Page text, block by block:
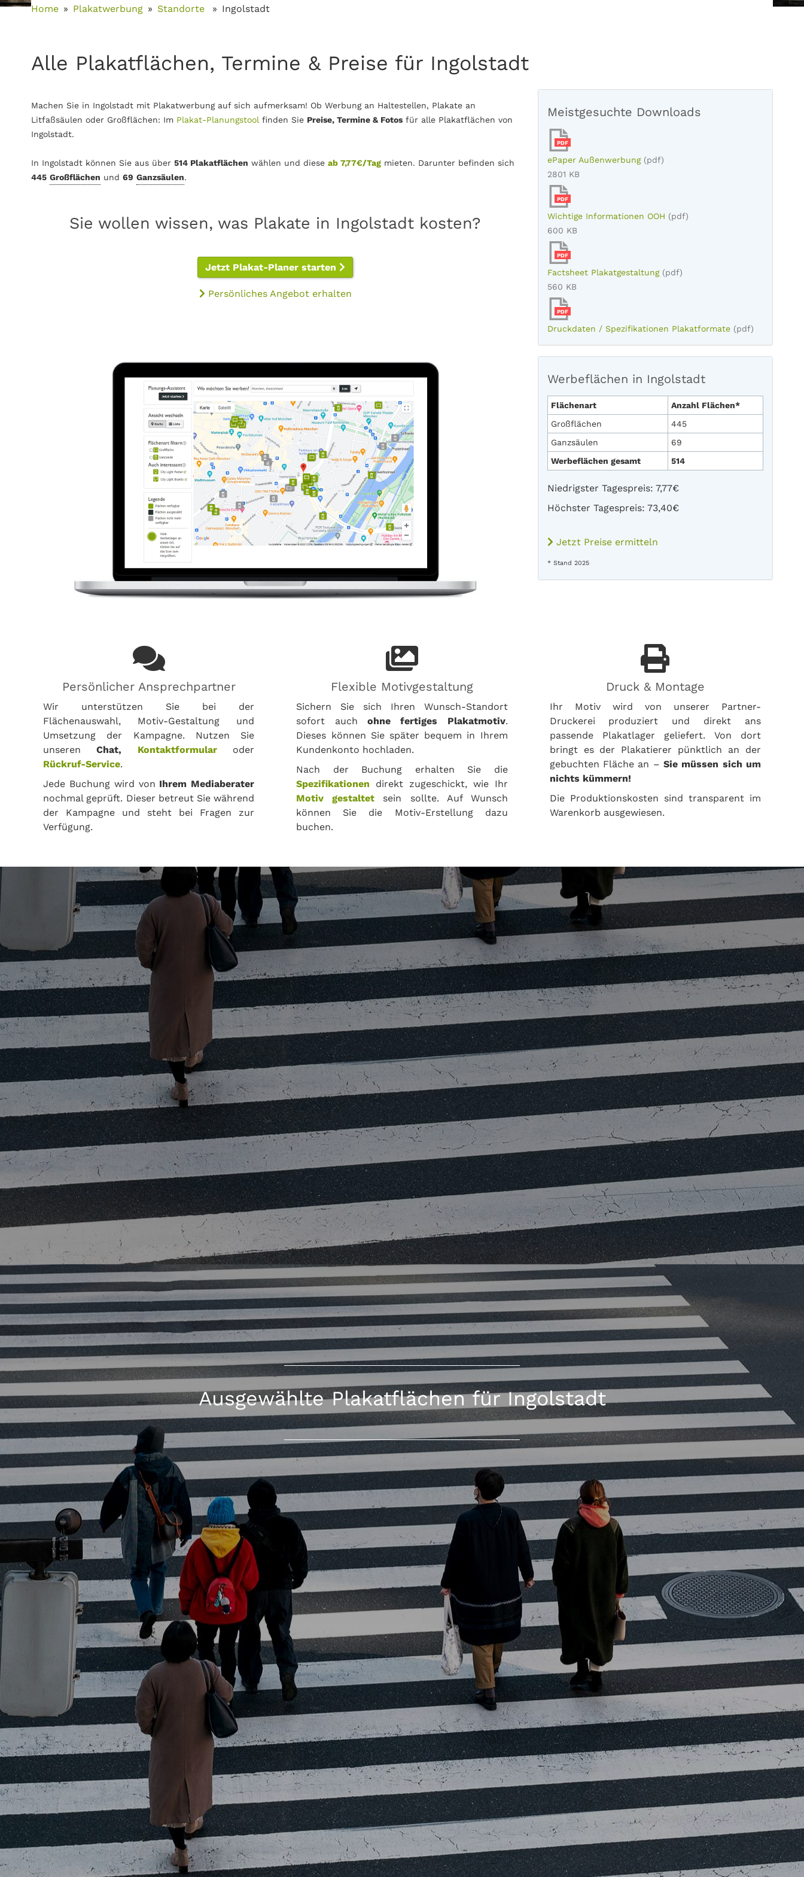
Home Plakatwerbung Standorte Ingolstadt
Alle Plakatflächen, Termine & Preise für Ingolstadt
Machen Sie in Ingolstadt mit Plakatwerbung auf sich aufmerksam! Ob Werbung an Haltestellen, Plakate an
Litfaßsäulen oder Großflächen: Im Plakat-Planungstool finden Sie Preise, Termine & Fotos für alle Plakatflächen von
Ingolstadt.
In Ingolstadt können Sie aus über 514 Plakatflächen wählen und diese ab 7,77€/Tag mieten. Darunter befinden sich
445 Großflächen und 69 Ganzsäulen.
Sie wollen wissen, was Plakate in Ingolstadt kosten?
Jetzt Plakat-Planer starten
Persönliches Angebot erhalten
Meistgesuchte Downloads
PDF
ePaper Außenwerbung (pdf)
2801 KB
PDF
Wichtige Informationen OOH (pdf)
600 KB
PDF
Factsheet Plakatgestaltung (pdf)
560 KB
PDF
Druckdaten / Spezifikationen Plakatformate (pdf)
Werbeflächen in Ingolstadt
Flächenart
Anzahl Flächen*
Großflächen
445
Ganzsäulen
69
Werbeflächen gesamt
514
Niedrigster Tagespreis: 7,77€
Höchster Tagespreis: 73,40€
Jetzt Preise ermitteln
* Stand 2025
Persönlicher Ansprechpartner
Wir unterstützen Sie bei der
Flächenauswahl, Motiv-Gestaltung und
Umsetzung der Kampagne. Nutzen Sie
unserenChat, Kontaktformularoder
Rückruf-Service.
Jede Buchung wird von Ihrem Mediaberater
nochmal geprüft. Dieser betreut Sie während
der Kampagne und steht bei Fragen zur
Verfügung.
Flexible Motivgestaltung
Sichern Sie sich Ihren Wunsch-Standort
sofort auch ohne fertiges Plakatmotiv.
Dieses können Sie später bequem in Ihrem
Kundenkonto hochladen.
Nach der Buchung erhalten Sie die
Spezifikationen direkt zugeschickt, wie Ihr
Motiv gestaltet sein sollte. Auf Wunsch
können Sie die Motiv-Erstellung dazu
buchen.
Druck & Montage
Ihr Motiv wird von unserer Partner-
Druckerei produziert und direkt ans
passende Plakatlager geliefert. Von dort
bringt es der Plakatierer pünktlich an der
gebuchten Fläche an – Sie müssen sich um
nichts kümmern!
Die Produktionskosten sind transparent im
Warenkorb ausgewiesen.
Ausgewählte Plakatflächen für Ingolstadt